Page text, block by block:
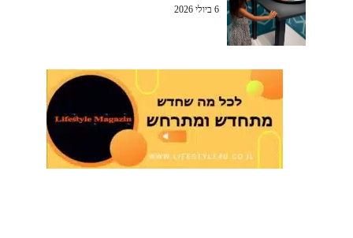
6 ביולי 2026